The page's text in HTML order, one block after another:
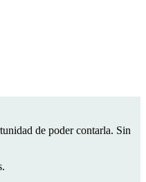
de poder contarla. Sin